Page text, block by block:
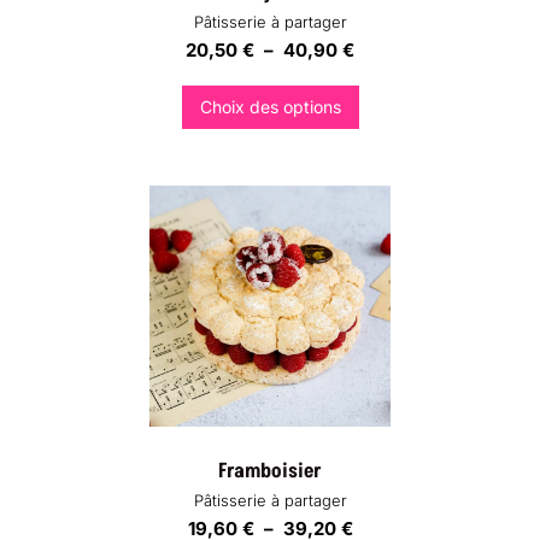
Pâtisserie à partager
20,50 € – 40,90 €Plage
Choix des options
Ce
plusieurs
variations.
Les
options
peuvent
être
choisies
sur
la
page
du
Framboisier
Pâtisserie à partager
19,60 € – 39,20 €Plage